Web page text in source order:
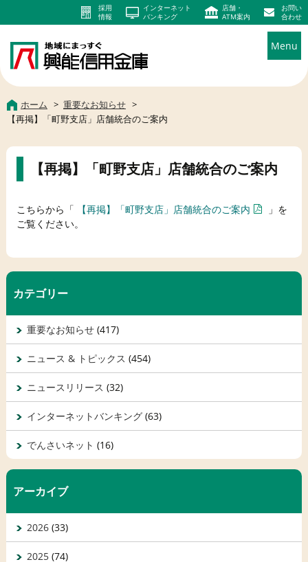
採用
情報
インターネット
バンキング
店舗・
ATM案内
お問い
合わせ
Menu
ホーム
重要なお知らせ
【再掲】「町野支店」店舗統合のご案内
【再掲】「町野支店」店舗統合のご案内
こちらから「 【再掲】「町野支店」店舗統合のご案内
」を
ご覧ください。
カテゴリー
重要なお知らせ(417)
ニュース & トピックス (454)
ニュースリリース (32)
インターネットバンキング(63)
でんさいネット (16)
アーカイブ
2026(33)
2025(74)